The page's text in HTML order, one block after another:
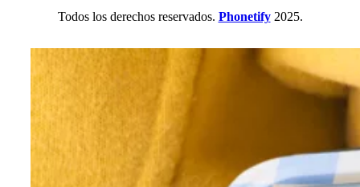
Todos los derechos reservados. Phonetify2025.